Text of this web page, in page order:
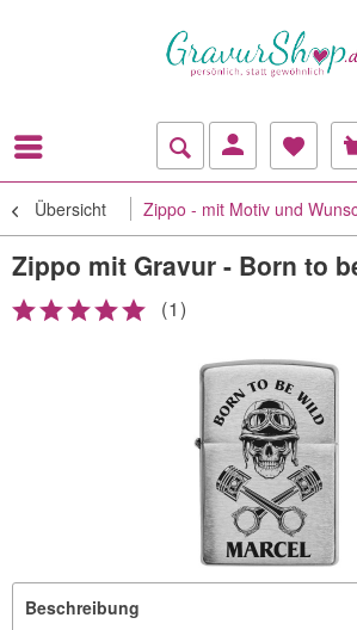
Übersicht Zippo - mit Motiv und
Zippo mit Gravur - Born to
(1)
Beschreibung